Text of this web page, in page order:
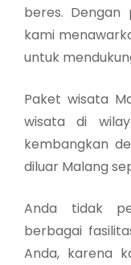
beres.
kami
untuk
Paket wisata
wisata di
kembangkan
diluar Malang
Anda tidak
berbagai
Anda, karena